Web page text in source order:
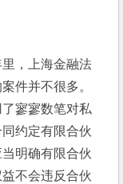
，上海金融法
件并不很多。
寥寥数笔对私
约定有限合伙
明确有限合伙
不会违反合伙